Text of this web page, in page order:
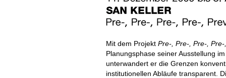
Mit dem Projekt Pre-, Pre-, Pre-,
Planungsphase seiner Ausstellung
unterwandert er die Grenzen
institutionellen Abläufe transparent.